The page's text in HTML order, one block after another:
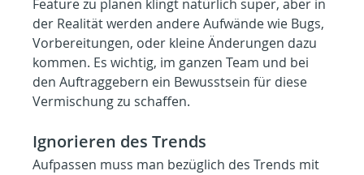
Feature zu planen klingt natürlich super, aber in
der Realität werden andere Aufwände wie Bugs,
Vorbereitungen, oder kleine Änderungen dazu
kommen. Es wichtig, im ganzen Team und bei
den Auftraggebern ein Bewusstsein für diese
Vermischung zu schaffen.
Ignorieren des Trends
Aufpassen muss man bezüglich des Trends mit